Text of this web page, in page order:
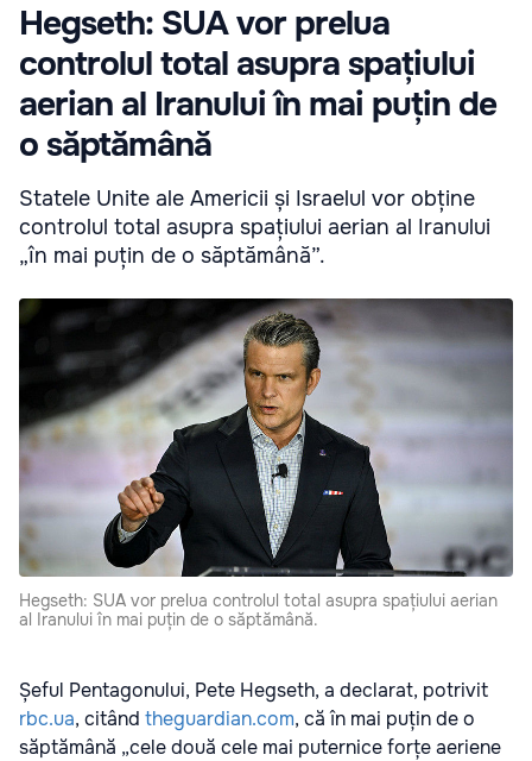
Hegseth: SUA vor prelua
controlul total asupra spațiului
aerian al Iranului în mai puțin de
o săptămână
Statele Unite ale Americii și Israelul vor obține
controlul total asupra spațiului aerian al Iranului
„în mai puțin de o săptămână”.
Hegseth: SUA vor prelua controlul total asupra spațiului aerian
al Iranului în mai puțin de o săptămână.
Șeful Pentagonului, Pete Hegseth, a declarat, potrivit
rbc.ua, citând theguardian.com, că în mai puțin de o
săptămână „cele două cele mai puternice forțe aeriene